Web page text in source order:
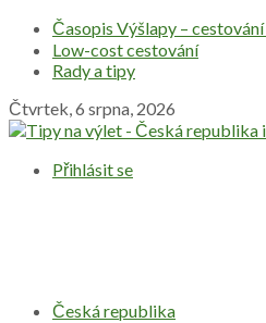
Časopis Výšlapy –
Low-cost cestování
Rady a tipy
Čtvrtek, 6 srpna, 2026
Přihlásit se
Česká republika